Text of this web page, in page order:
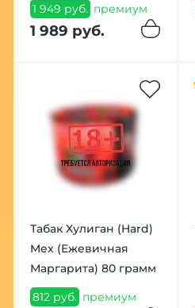
1 949 руб. премиум
1 989 руб.
Табак Хулиган (Hard)
Mex (Ежевичная
Маргарита) 80 грамм
812 руб. премиум